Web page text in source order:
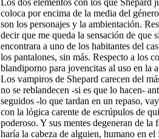
Los dos elementos con los que Shepard
coloca por encima de la media del
son los personajes y la ambientación.
decir que me queda la sensación de que
encontrara a uno de los habitantes del
los pantalones, sin más. Respecto a los
blandiporno para jovencitas al uso en la
Los vampiros de Shepard carecen del
no se reblandecen -si es que lo hacen-
seguidos -lo que tardan en un repaso,
con la lógica carente de escrúpulos de
poderoso. Y sus mentes degeneran de
haría la cabeza de alguien, humano en